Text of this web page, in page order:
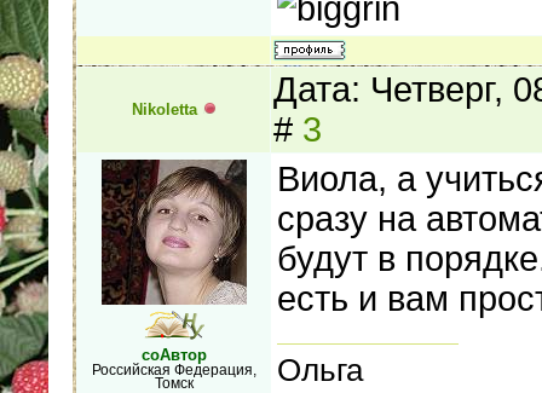
Nikoletta
Дата: Четверг,
# 3
соАвтор
Российская Федерация,
Томск
Виола, а
сразу на
будут в
есть и вам
Ольга